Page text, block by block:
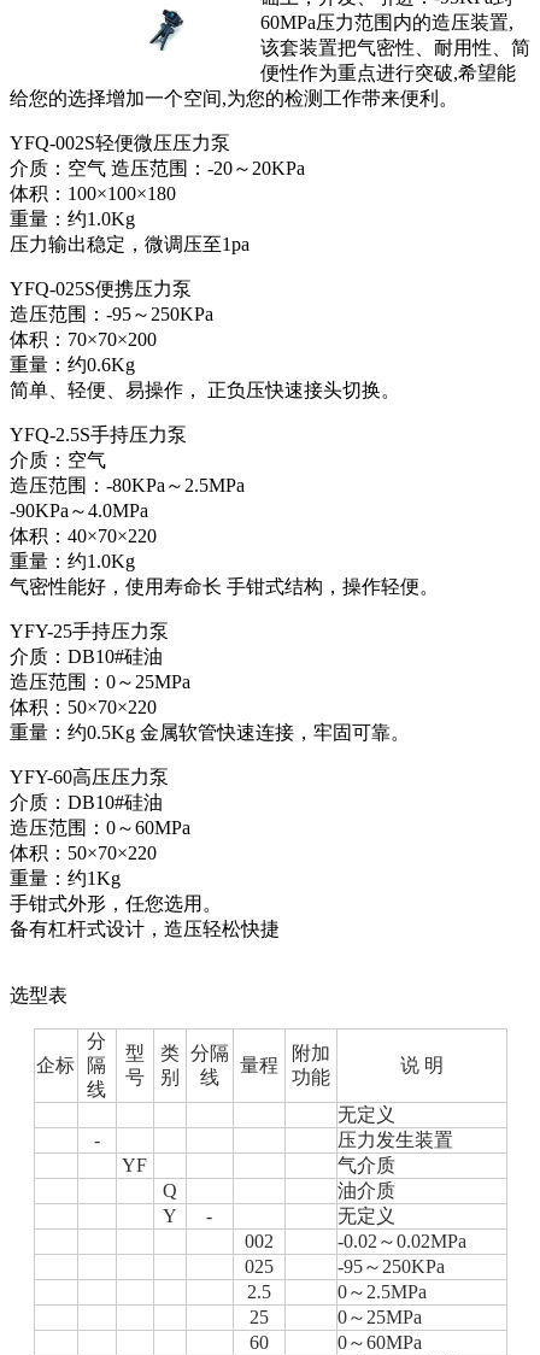
60MPa压力范围内的造压装置,
该套装置把气密性、耐用性、简
便性作为重点进行突破,希望能
给您的选择增加一个空间,为您的检测工作带来便利。
YFQ-002S轻便微压压力泵
介质：空气 造压范围：-20～20KPa
体积：100×100×180
重量：约1.0Kg
压力输出稳定，微调压至1pa
YFQ-025S便携压力泵
造压范围：-95～250KPa
体积：70×70×200
重量：约0.6Kg
简单、轻便、易操作， 正负压快速接头切换。
YFQ-2.5S手持压力泵
介质：空气
造压范围：-80KPa～2.5MPa
-90KPa～4.0MPa
体积：40×70×220
重量：约1.0Kg
气密性能好，使用寿命长 手钳式结构，操作轻便。
YFY-25手持压力泵
介质：DB10#硅油
造压范围：0～25MPa
体积：50×70×220
重量：约0.5Kg 金属软管快速连接，牢固可靠。
YFY-60高压压力泵
介质：DB10#硅油
造压范围：0～60MPa
体积：50×70×220
重量：约1Kg
手钳式外形，任您选用。
备有杠杆式设计，造压轻松快捷
选型表
企标
分
隔
线
型
号
类
别
分隔
线
量程
附加
功能
说 明
无定义
-
压力发生装置
YF
气介质
Q
油介质
Y
-
无定义
002
-0.02～0.02MPa
025
-95～250KPa
2.5
0～2.5MPa
25
0～25MPa
60
0～60MPa